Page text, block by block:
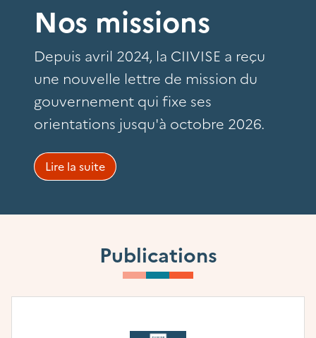
Nos missions
Depuis avril 2024, la CIIVISE a reçu
une nouvelle lettre de mission du
gouvernement qui fixe ses
orientations jusqu'à octobre 2026.
Lire la suite
Publications